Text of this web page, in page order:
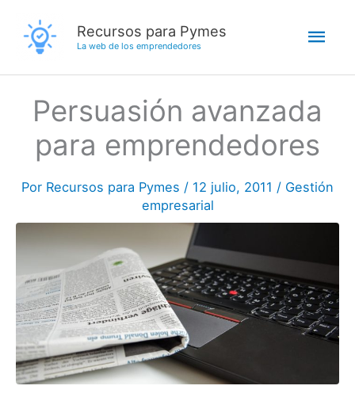
contenido
Recursos para Pymes
La web de los emprendedores
Persuasión avanzada
para emprendedores
Por Recursos para Pymes / 12 julio, 2011 / Gestión
empresarial